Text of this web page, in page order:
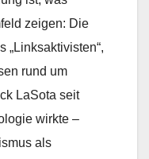
zeigen: Die
„Linksaktivisten“,
rund um
LaSota seit
wirkte –
als